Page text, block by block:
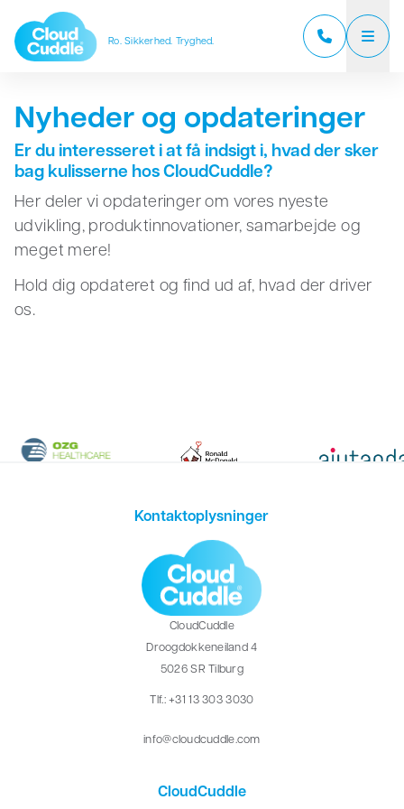
Ro. Sikkerhed. Tryghed.
CloudCuddle Junior
CloudCuddle Maxx
Um os
Forhandlere
Ofte stillede spørgsmål
Nyheder og opdateringer
Er du interesseret i at få indsigt i, hvad der sker
bag kulisserne hos CloudCuddle?
Her deler vi opdateringer om vores nyeste
udvikling, produktinnovationer, samarbejde og
meget mere!
Hold dig opdateret og find ud af, hvad der driver
os.
Kontaktoplysninger
CloudCuddle
Droogdokkeneiland 4
5026 SR Tilburg
Tlf.: +31 13 303 3030
info@cloudcuddle.com
CloudCuddle